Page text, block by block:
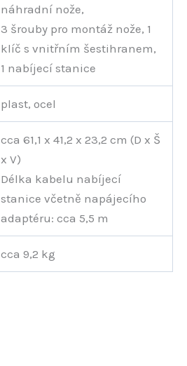
náhradní nože,
3 šrouby pro montáž nože, 1
klíč s vnitřním šestihranem,
1 nabíjecí stanice
plast, ocel
cca 61,1 x 41,2 x 23,2 cm (D x Š
x V)
Délka kabelu nabíjecí
stanice včetně napájecího
adaptéru: cca 5,5 m
cca 9,2 kg